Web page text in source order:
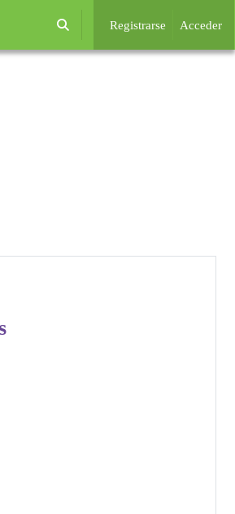
Selector de búsqueda de entrada
Registrarse Acceder